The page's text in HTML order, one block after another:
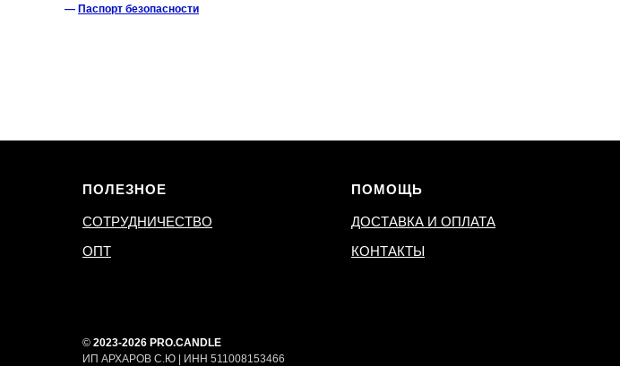
— Паспорт безопасности
ПОЛЕЗНОЕ
СОТРУДНИЧЕСТВО
ОПТ
ПОМОЩЬ
ДОСТАВКА И ОПЛАТА
КОНТАКТЫ
© 2023-2026 PRO.CANDLE
ИП АРХАРОВ С.Ю | ИНН 511008153466